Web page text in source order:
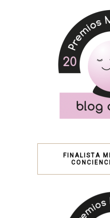
FINALISTA